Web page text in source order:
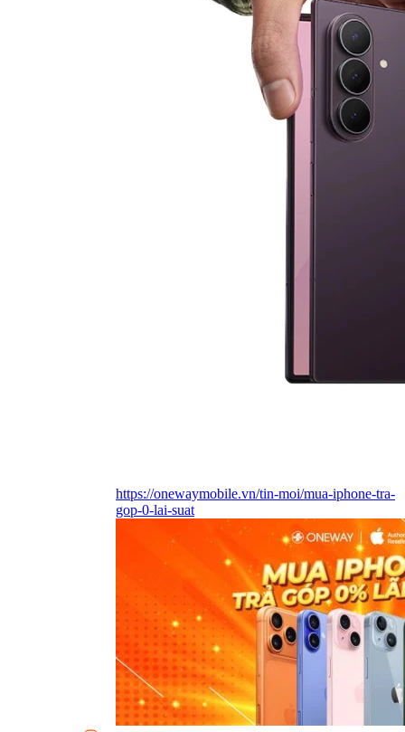
https://onewaymobile.vn/tin-moi/mua-iphone-tra-
gop-0-lai-suat